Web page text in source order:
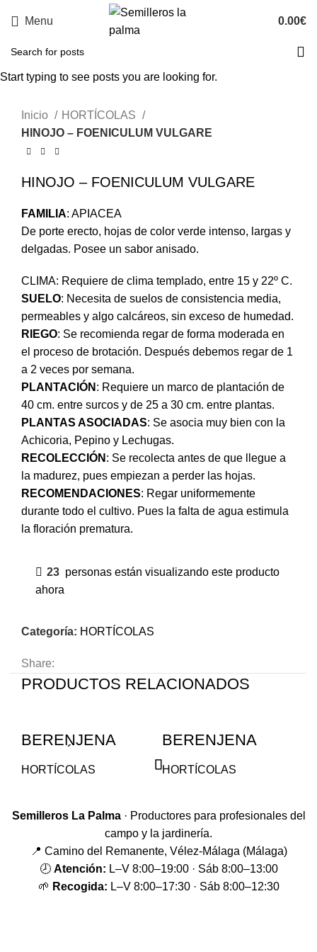
Menu 0.00€
Inicio
HORTÍCOLAS
HINOJO – FOENICULUM VULGARE
HINOJO – FOENICULUM VULGARE
FAMILIA: APIACEA
De porte erecto, hojas de color verde intenso, largas y
delgadas. Posee un sabor anisado.
CLIMA: Requiere de clima templado, entre 15 y 22º C.
SUELO: Necesita de suelos de consistencia media,
permeables y algo calcáreos, sin exceso de humedad.
RIEGO: Se recomienda regar de forma moderada en
el proceso de brotación. Después debemos regar de 1
a 2 veces por semana.
PLANTACIÓN : Requiere un marco de plantación de
40 cm. entre surcos y de 25 a 30 cm. entre plantas.
PLANTAS ASOCIADAS: Se asocia muy bien con la
Achicoria, Pepino y Lechugas.
RECOLECCIÓN : Se recolecta antes de que llegue a
la madurez, pues empiezan a perder las hojas.
RECOMENDACIONES: Regar uniformemente
durante todo el cultivo. Pues la falta de agua estimula
la floración prematura.
23 personas están visualizando este producto
ahora
Categoría: HORTÍCOLAS
Share:
PRODUCTOS RELACIONADOS
BERENJENA
GANDÍA –
BERENJENA
BLANCA /
HORTÍCOLAS
BERENJENA
SOLANUM
MELONGENA
HORTÍCOLAS
Semilleros La Palma· Productores para profesionales del
campo y la jardinería.
📍 Camino del Remanente, Vélez-Málaga (Málaga)
🕗 Atención: L–V 8:00–19:00 · Sáb 8:00–13:00
🌱 Recogida: L–V 8:00–17:30 · Sáb 8:00–12:30
Start typing to see posts you are looking for.